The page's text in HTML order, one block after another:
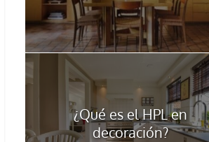
¿Qué es el HPL en
decoración?